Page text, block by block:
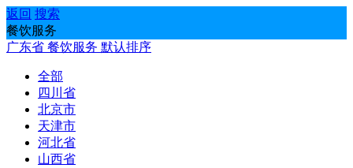
返回 搜索
餐饮服务
广东省 餐饮服务 默认排序
全部
四川省
北京市
天津市
河北省
山西省